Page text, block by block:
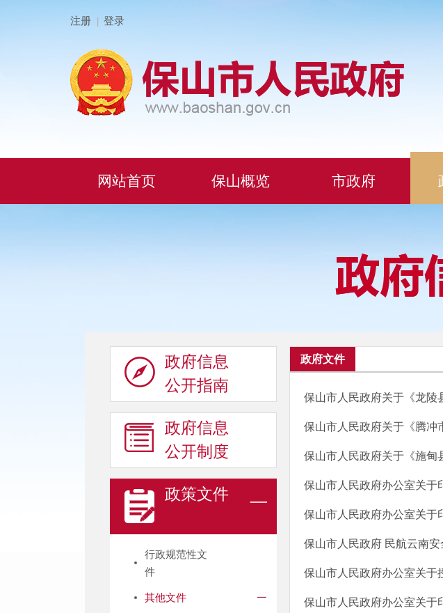
注册 登录
网站首页 保山概览 市政府
政府信息
公开指南
政府信息
公开制度
政策文件
行政规范性文
件
其他文件
政府文件
保山市人民政府关于《龙
保山市人民政府关于《腾
保山市人民政府关于《施
保山市人民政府办公室关于
保山市人民政府办公室关于
保山市人民政府 民航云南
保山市人民政府办公室关于
保山市人民政府办公室关于